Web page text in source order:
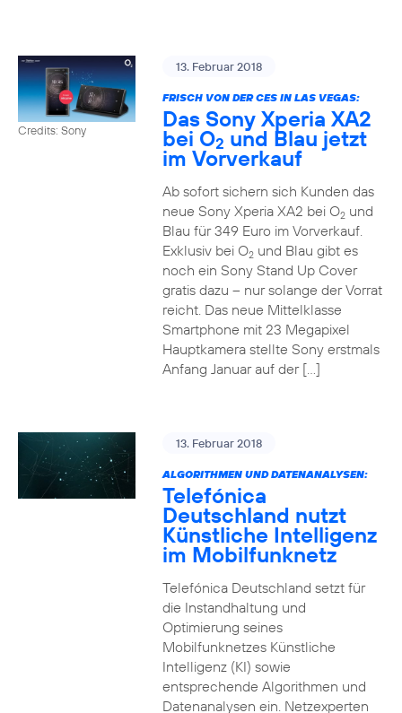
Credits: Sony
13. Februar 2018
FRISCH VON DER CES IN LAS VEGAS:
Das Sony Xperia XA2
bei O2 und Blau jetzt
im Vorverkauf
Ab sofort sichern sich Kunden das
neue Sony Xperia XA2 bei O2und
Blau für 349 Euro im Vorverkauf.
Exklusiv bei O2und Blau gibt es
noch ein Sony Stand Up Cover
gratis dazu – nur solange der Vorrat
reicht. Das neue Mittelklasse
Smartphone mit 23 Megapixel
Hauptkamera stellte Sony erstmals
Anfang Januar auf der […]
13. Februar 2018
ALGORITHMEN UND DATENANALYSEN:
Telefónica
Deutschland nutzt
Künstliche Intelligenz
im Mobilfunknetz
Telefónica Deutschland setzt für
die Instandhaltung und
Optimierung seines
Mobilfunknetzes Künstliche
Intelligenz (KI) sowie
entsprechende Algorithmen und
Datenanalysen ein. Netzexperten